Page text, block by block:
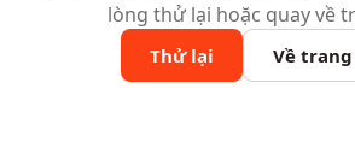
lòng thử lại hoặc quay về
Thử lại Về